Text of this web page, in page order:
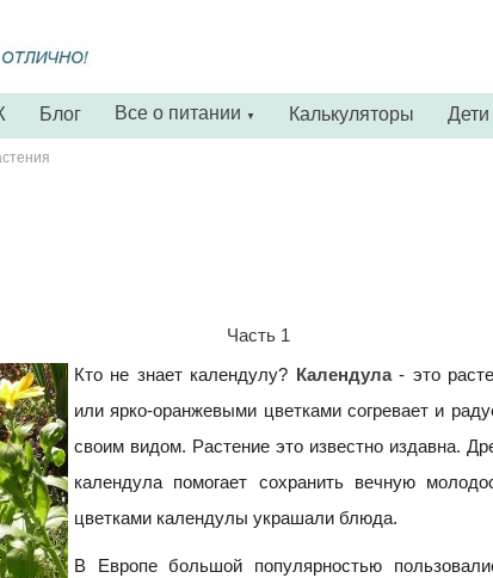
Блог Все о питании ▼ Калькуляторы Дети
Часть 1
Кто не знает календулу? Календула- это
или ярко-оранжевыми цветками согревает и
своим видом. Растение это известно издавна.
календула помогает сохранить вечную
цветками календулы украшали блюда.
В Европе большой популярностью